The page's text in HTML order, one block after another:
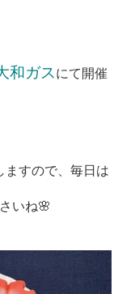
和ガス にて開催
ますので、毎日は
いね🌸